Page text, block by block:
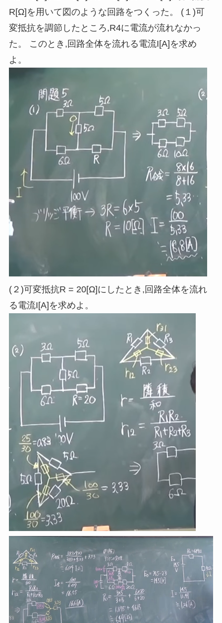
R[Ω]を用いて図のような回路をつくった。 (１ )可
変抵抗を調節したところ,R4に電流が流れなかっ
た。 このとき , 回路全体を流れる電流I[A]を求め
よ。
(２ )可変抵抗R = 20[Ω]にしたとき , 回路全体を流れ
る電流I[A]を求めよ。